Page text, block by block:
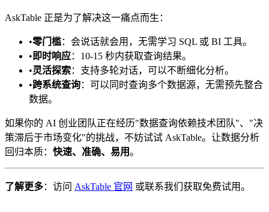
AskTable 正是为了解决这一痛点而生：
•零门槛：会说话就会用，无需学习 SQL 或 BI 工具。
• 即时响应：10-15 秒内获取查询结果。
•灵活探索：支持多轮对话，可以不断细化分析。
•跨系统查询：可以同时查询多个数据源，无需预先整合
数据。
如果你的 AI 创业团队正在经历"数据查询依赖技术团队"、"决
策滞后于市场变化"的挑战，不妨试试 AskTable。让数据分析
回归本质： 快速、准确、易用。
了解更多：访问 AskTable 官网 或联系我们获取免费试用。